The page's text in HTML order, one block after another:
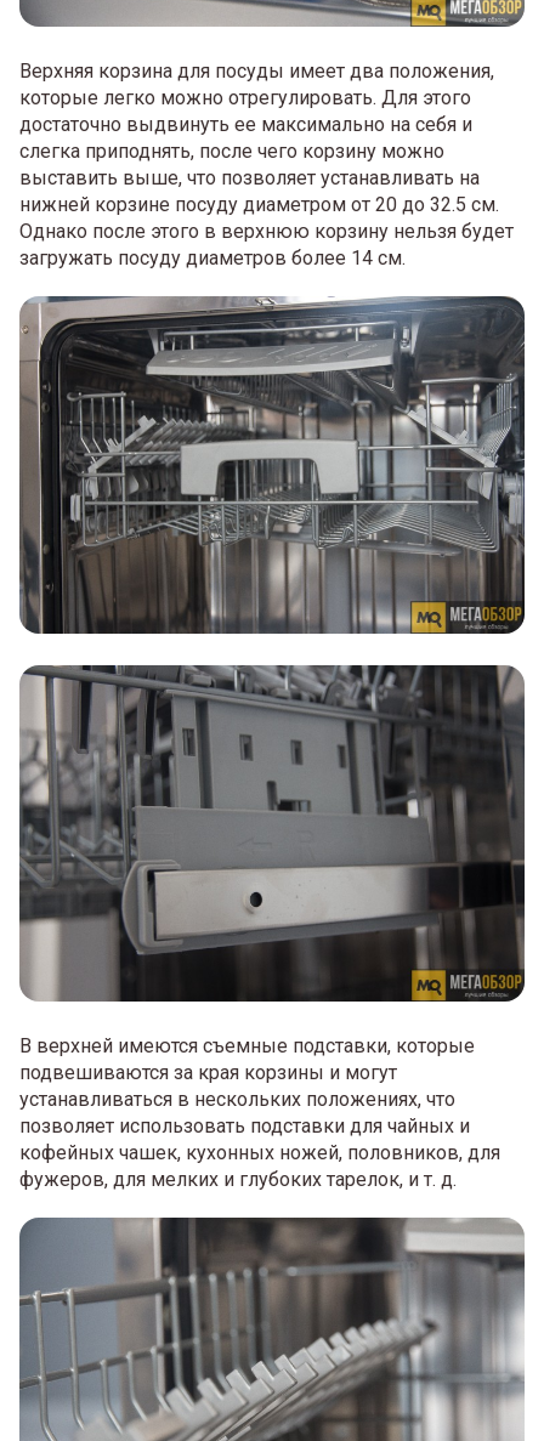
Верхняя корзина для посуды имеет два положения,
которые легко можно отрегулировать. Для этого
достаточно выдвинуть ее максимально на себя и
слегка приподнять, после чего корзину можно
выставить выше, что позволяет устанавливать на
нижней корзине посуду диаметром от 20 до 32.5 см.
Однако после этого в верхнюю корзину нельзя будет
загружать посуду диаметров более 14 см.
В верхней имеются съемные подставки, которые
подвешиваются за края корзины и могут
устанавливаться в нескольких положениях, что
позволяет использовать подставки для чайных и
кофейных чашек, кухонных ножей, половников, для
фужеров, для мелких и глубоких тарелок, и т. д.